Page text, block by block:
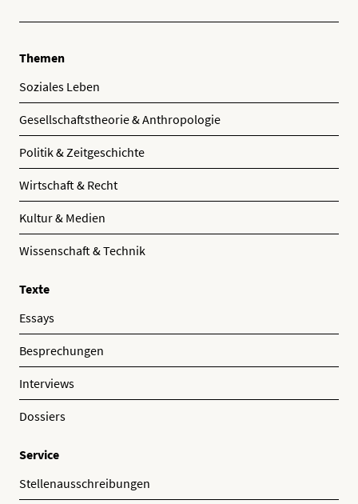
Themen
Soziales Leben
Gesellschaftstheorie & Anthropologie
Politik & Zeitgeschichte
Wirtschaft & Recht
Kultur & Medien
Wissenschaft & Technik
Texte
Essays
Besprechungen
Interviews
Dossiers
Service
Stellenausschreibungen